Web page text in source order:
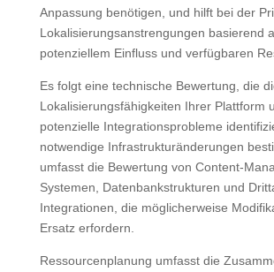
Anpassung benötigen, und hilft bei der
Lokalisierungsanstrengungen basierend
potenziellem Einfluss und verfügbaren
Es folgt eine technische Bewertung, die
Lokalisierungsfähigkeiten Ihrer Plattform
potenzielle Integrationsprobleme
notwendige Infrastrukturänderungen
umfasst die Bewertung von Content-
Systemen, Datenbankstrukturen und
Integrationen, die möglicherweise
Ersatz erfordern.
Ressourcenplanung umfasst die